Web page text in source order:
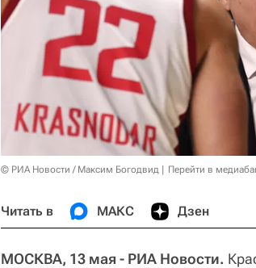
© РИА Новости / Максим Богодвид Перейти в
Читать в МАКС Дзен
МОСКВА, 13 мая - РИА Новости.